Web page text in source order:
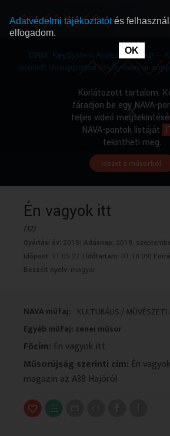
DRM: KeySystem Access Denied! --
denied! Unsupported keySystem or
Korlátozott tartalom.
fáradjon be egy NAVA-
teljes videó
NAVA-pontok listáját
tekintheti meg.
Idézet a műsorból.
Én vagyok itt
(12)
Gyártási év: 2019| Adásnap: 2019.
Időpont: 21:05:27 | Időtartam: 01:18:09|
Beszélt nyelv: magyar
NAVA műfaj: KULTURÁLIS / MŰVÉSZETI
Egyéb műfaj: zenei műsor
Főcím: Én vagyok itt
Műsorújság szerinti cím: Én
magazin az A38 Hajóról
Adatvédelmi tájékoztatótés
elfogadom.
OK